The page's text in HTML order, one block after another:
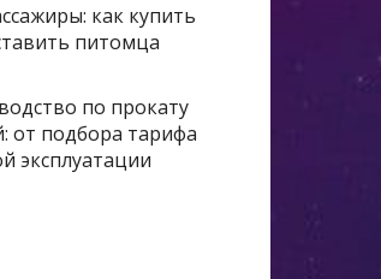
как купить
питомца
по прокату
от подбора тарифа
эксплуатации